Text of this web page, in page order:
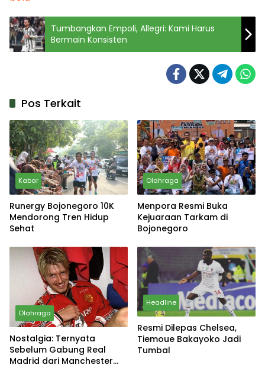
Tumbangkan Empoli, Allegri: Kami Harus
Bermain Konsisten
Pos Terkait
Kabar
Runergy Bojonegoro 10K
Mendorong Tren Hidup
Sehat
Olahraga
Menpora Resmi Buka
Kejuaraan Tarkam di
Bojonegoro
Olahraga
Nostalgia: Ternyata
Sebelum Gabung Real
Madrid dari Manchester
Headline
Resmi Dilepas Chelsea,
Tiemoue Bakayoko Jadi
Tumbal